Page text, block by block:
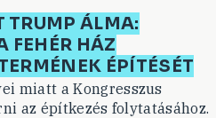
TRUMP ÁLMA:
FEHÉR HÁZ
ÉPÍTÉSÉT
miatt a Kongresszus
az építkezés folytatásához.